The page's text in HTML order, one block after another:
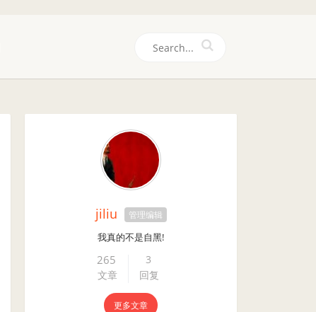
jiliu 管理编辑
我真的不是自黑!
265
文章
3
回复
更多文章